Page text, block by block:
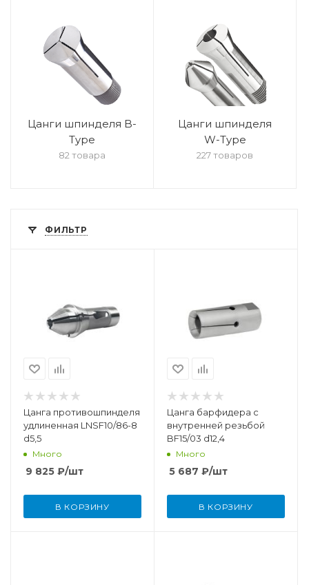
Цанги шпинделя B-
Type
82 товара
Цанги шпинделя
W-Type
227 товаров
ФИЛЬТР
Цанга противошпинделя
удлиненная LNSF10/86-8
d5,5
Много
9 825 ₽/шт
В КОРЗИНУ
Цанга барфидера с
внутренней резьбой
BF15/03 d12,4
Много
5 687 ₽/шт
В КОРЗИНУ